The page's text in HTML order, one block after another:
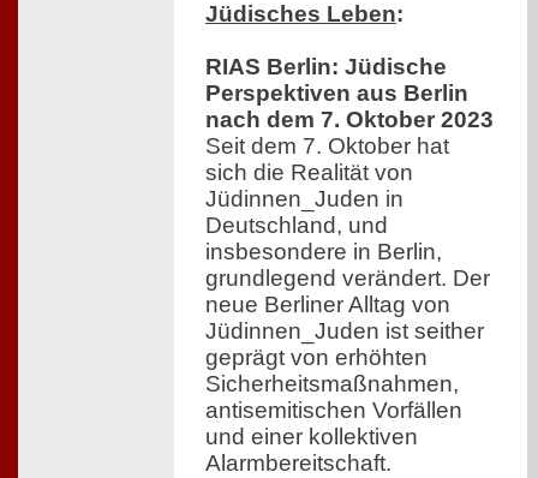
Jüdisches Leben:
RIAS Berlin: Jüdische
Perspektiven aus Berlin
nach dem 7. Oktober 2023
Seit dem 7. Oktober hat
sich die Realität von
Jüdinnen_Juden in
Deutschland, und
insbesondere in Berlin,
grundlegend verändert. Der
neue Berliner Alltag von
Jüdinnen_Juden ist seither
geprägt von erhöhten
Sicherheitsmaßnahmen,
antisemitischen Vorfällen
und einer kollektiven
Alarmbereitschaft.